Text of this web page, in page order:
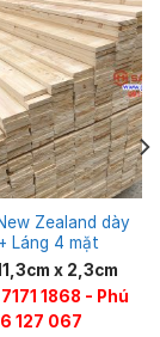
Zealand dày
Láng 4 mặt
x 2,3cm
1868 - Phú
127 067